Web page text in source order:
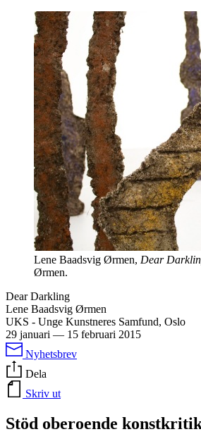
Lene Baadsvig Ørmen, Dear
Ørmen.
Dear Darkling
Lene Baadsvig Ørmen
UKS - Unge Kunstneres Samfund, Oslo
29 januari — 15 februari 2015
Nyhetsbrev
Dela
Skriv ut
Stöd oberoende